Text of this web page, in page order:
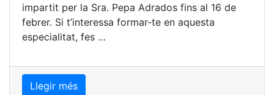
impartit per la Sra. Pepa Adrados fins al 16 de
febrer. Si t’interessa formar-te en aquesta
especialitat, fes …
Llegir més